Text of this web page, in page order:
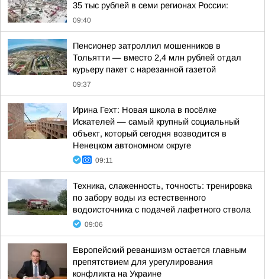
35 тыс рублей в семи регионах России:
09:40
Пенсионер затроллил мошенников в
Тольятти — вместо 2,4 млн рублей отдал
курьеру пакет с нарезанной газетой
09:37
Ирина Гехт: Новая школа в посёлке
Искателей — самый крупный социальный
объект, который сегодня возводится в
Ненецком автономном округе
09:11
Техника, слаженность, точность: тренировка
по забору воды из естественного
водоисточника с подачей лафетного ствола
09:06
Европейский реваншизм остается главным
препятствием для урегулирования
конфликта на Украине